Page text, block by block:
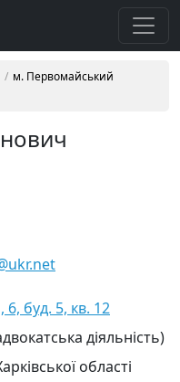
м. Первомайський
буд. 5, кв. 12
діяльність)
області